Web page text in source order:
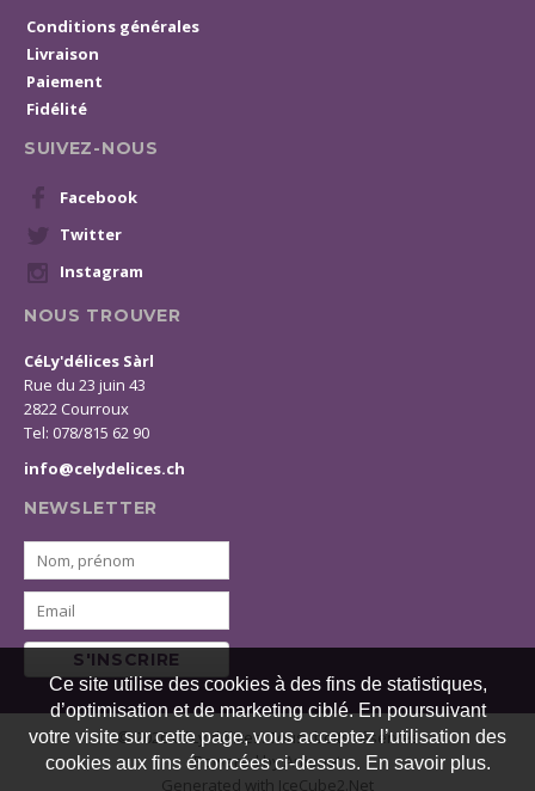
Conditions générales
Livraison
Paiement
Fidélité
SUIVEZ-NOUS
Facebook
Twitter
Instagram
NOUS TROUVER
CéLy'délices Sàrl
Rue du 23 juin 43
2822 Courroux
Tel: 078/815 62 90
info@celydelices.ch
NEWSLETTER
S'INSCRIRE
© 2026 CéLy'délices. Tous droits réservés
Powered by Artionet
Generated with IceCube2.Net
Ce site utilise des cookies à des fins de statistiques,
d’optimisation et de marketing ciblé. En poursuivant
votre visite sur cette page, vous acceptez l’utilisation des
cookies aux fins énoncées ci-dessus. En savoir plus.